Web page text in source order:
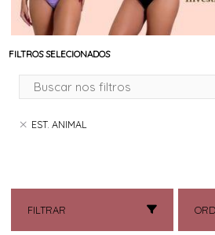
FILTROS SELECIONADOS
EST. ANIMAL
FILTRAR